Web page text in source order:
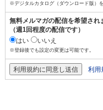
※デジタルカタログ（ダウンロード版）
無料メルマガの配信を希望され
（週1回程度の配信です）
はい
いいえ
※登録後でも設定の変更は可能です。
利用